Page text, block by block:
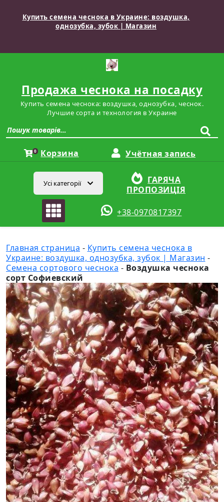
Купить семена чеснока в Украине: воздушка,
однозубка, зубок | Магазин
Продажа чеснока на посадку
Купить семена чеснока: воздушка, однозубка, чеснок.
Лучшие сорта и технология в Украине
Шукати:
0 Корзина Учётная запись
Усі категорії
ГАРЯЧА
ПРОПОЗИЦІЯ
+38-0970817397
Главная страница - Купить семена чеснока в
Украине: воздушка, однозубка, зубок | Магазин -
Семена сортового чеснока - Воздушка чеснока
сорт Софиевский